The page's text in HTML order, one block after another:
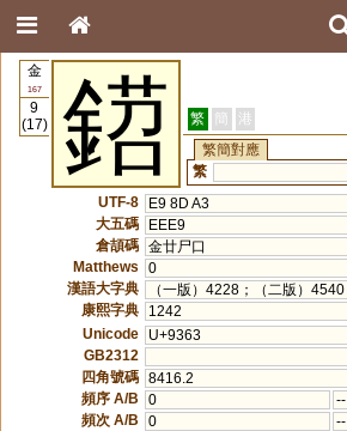
金
167
9
(17)
鍣 繁 簡 港
繁簡對應
繁
UTF-8
E9 8D A3
大五碼
EEE9
倉頡碼 金廿尸口
Matthews
0
漢語大字典
（一版）4228；（二版）4540
康熙字典
1242
Unicode
U+9363
GB2312
四角號碼 8416.2
頻序 A/B
0
--
頻次 A/B
0
--